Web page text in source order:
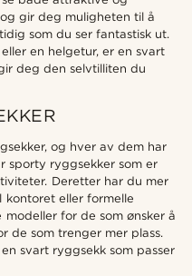
gir deg muligheten til å
som du ser fantastisk ut.
en helgetur, er en svart
deg den selvtilliten du
og hver av dem har
sporty ryggsekker som er
Deretter har du mer
kontoret eller formelle
for de som ønsker å
de som trenger mer plass.
svart ryggsekk som passer